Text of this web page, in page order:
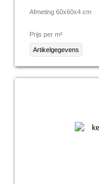
Afmeting 60x60x4 cm
Prijs per m²
Artikelgegevens